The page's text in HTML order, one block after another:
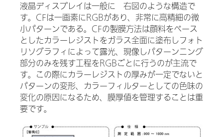
液晶ディスプレイは一般に 右図のような構造で
す。CFは一画素にRGBがあり、非常に高精細の微
小パターンである。CFの製膜方法は顔料をベース
としたカラーレジストをガラス全面に塗布しフォト
リソグラフィによって露光、現像しパターンニング
部分のみを残す工程をRGBごとに行うのが主流で
す。この際にカラーレジストの厚みが一定でないと
パターンの変形、カラーフィルターとしての色味の
変化の原因になるため、膜厚値を管理することは重
要です。